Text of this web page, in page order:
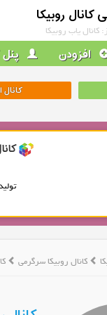
کانال روبیکا
کانال یاب روبیکا
افزودن
کانال
کانال روبیکا سرگرمی